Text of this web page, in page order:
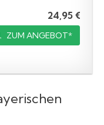
24,95 €
ZUM ANGEBOT*